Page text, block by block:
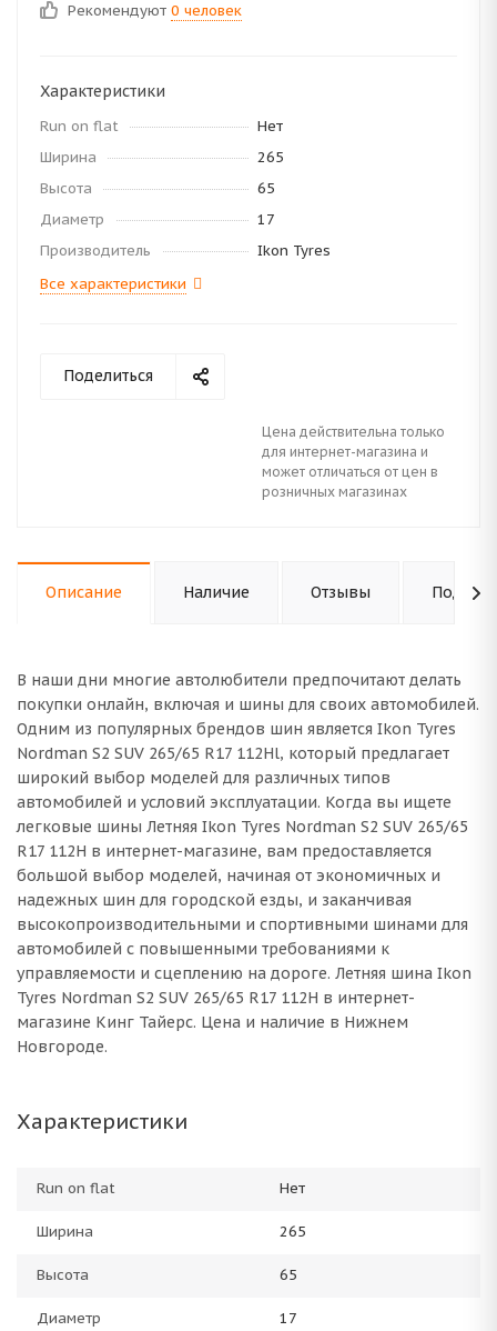
Рекомендуют 0 человек
Характеристики
Run on flat
Нет
Ширина
265
Высота
65
Диаметр
17
Производитель
Ikon Tyres
Все характеристики
Поделиться
Цена действительна только
для интернет-магазина и
может отличаться от цен в
розничных магазинах
Описание Наличие Отзывы
В наши дни многие автолюбители предпочитают делать
покупки онлайн, включая и шины для своих автомобилей.
Одним из популярных брендов шин является Ikon Tyres
Nordman S2 SUV 265/65 R17 112Hl, который предлагает
широкий выбор моделей для различных типов
автомобилей и условий эксплуатации. Когда вы ищете
легковые шины Летняя Ikon Tyres Nordman S2 SUV 265/65
R17 112H в интернет-магазине, вам предоставляется
большой выбор моделей, начиная от экономичных и
надежных шин для городской езды, и заканчивая
высокопроизводительными и спортивными шинами для
автомобилей с повышенными требованиями к
управляемости и сцеплению на дороге. Летняя шина Ikon
Tyres Nordman S2 SUV 265/65 R17 112H в интернет-
магазине Кинг Тайерс. Цена и наличие в Нижнем
Новгороде.
Характеристики
Run on flat Нет
Ширина 265
Высота 65
Диаметр 17